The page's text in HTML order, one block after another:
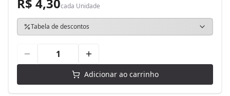
cada Unidade
Tabela de descontos
Adicionar ao carrinho